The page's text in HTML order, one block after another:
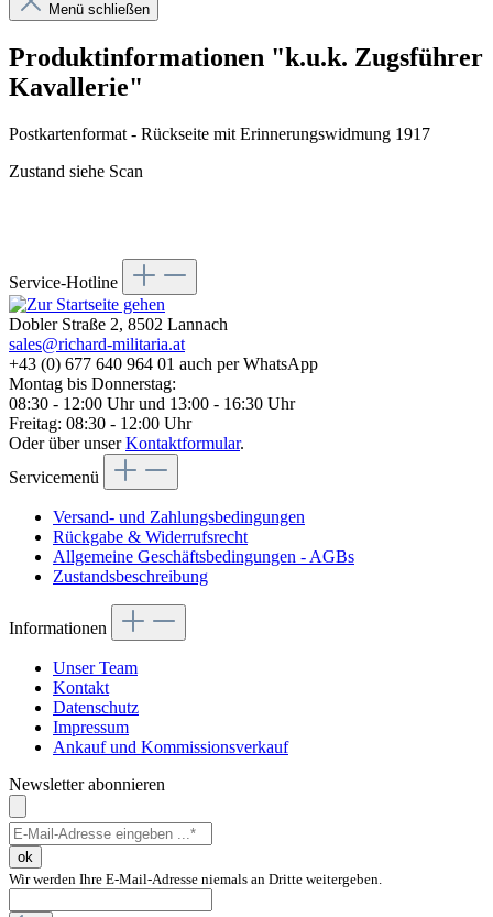
Menü schließen
Produktinformationen "k.u.k. Zugsführer
Kavallerie"
Postkartenformat - Rückseite mit Erinnerungswidmung 1917
Zustand siehe Scan
Service-Hotline
Dobler Straße 2, 8502 Lannach
sales@richard-militaria.at
+43 (0) 677 640 964 01 auch per WhatsApp
Montag bis Donnerstag:
08:30 - 12:00 Uhr und 13:00 - 16:30 Uhr
Freitag: 08:30 - 12:00 Uhr
Oder über unserKontaktformular.
Servicemenü
Versand- und Zahlungsbedingungen
Rückgabe & Widerrufsrecht
Allgemeine Geschäftsbedingungen - AGBs
Zustandsbeschreibung
Informationen
Unser Team
Kontakt
Datenschutz
Impressum
Ankauf und Kommissionsverkauf
Newsletter abonnieren
ok
Wir werden Ihre E-Mail-Adresse niemals an Dritte weitergeben.